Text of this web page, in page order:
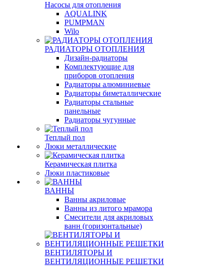
Насосы для отопления
AQUALINK
PUMPMAN
Wilo
РАДИАТОРЫ ОТОПЛЕНИЯ
Дизайн-радиаторы
Комплектующие для
приборов отопления
Радиаторы алюминиевые
Радиаторы биметаллические
Радиаторы стальные
панельные
Радиаторы чугунные
Теплый пол
Люки металлические
Керамическая плитка
Люки пластиковые
ВАННЫ
Ванны акриловые
Ванны из литого мрамора
Смесители для акриловых
ванн (горизонтальные)
ВЕНТИЛЯТОРЫ И
ВЕНТИЛЯЦИОННЫЕ РЕШЕТКИ